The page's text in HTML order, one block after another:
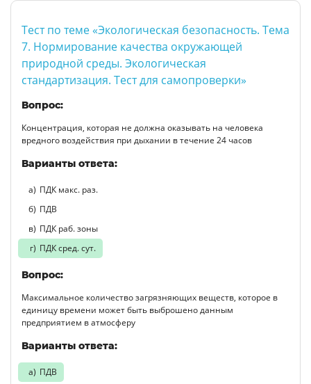
Тест по теме «Экологическая безопасность. Тема
7. Нормирование качества окружающей
природной среды. Экологическая
стандартизация. Тест для самопроверки»
Вопрос:
Концентрация, которая не должна оказывать на человека
вредного воздействия при дыхании в течение 24 часов
Варианты ответа:
ПДК макс. раз.
ПДВ
ПДК раб. зоны
ПДК сред. сут.
Вопрос:
Максимальное количество загрязняющих веществ, которое в
единицу времени может быть выброшено данным
предприятием в атмосферу
Варианты ответа:
ПДВ